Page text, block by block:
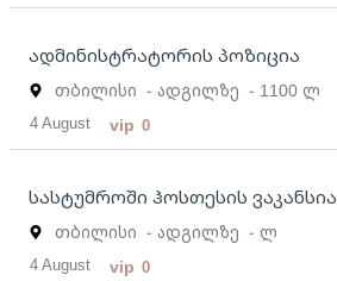
ადმინისტრატორის პოზიცია
თბილისი - ადგილზე - 1100 ლ
4 August vip 0
სასტუმროში ჰოსთესის ვაკანსია
თბილისი - ადგილზე - ლ
4 August vip 0